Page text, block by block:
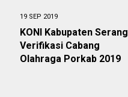
19 SEP 2019
KONI Kabupaten Serang
Verifikasi Cabang
Olahraga Porkab 2019